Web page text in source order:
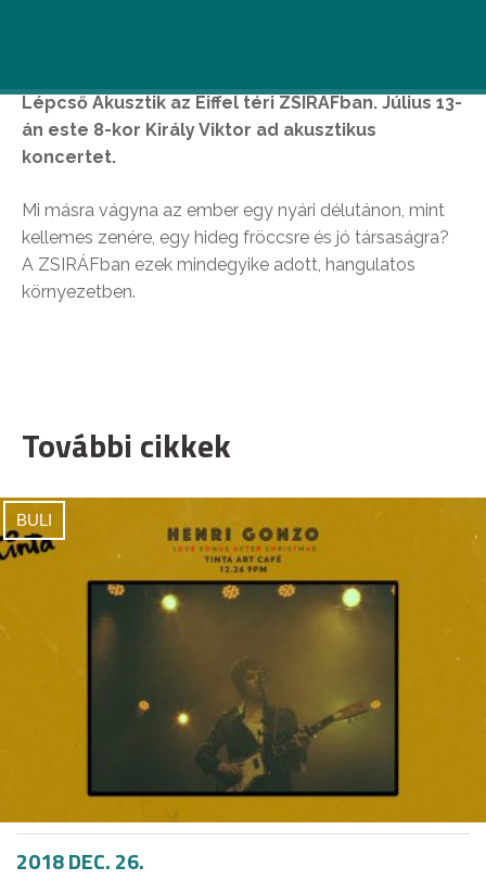
Lépcső Akusztik az Eiffel téri ZSIRÁFban. Július 13-
án este 8-kor Király Viktor ad akusztikus
koncertet.
Mi másra vágyna az ember egy nyári délutánon, mint
kellemes zenére, egy hideg fröccsre és jó társaságra?
A ZSIRÁFban ezek mindegyike adott, hangulatos
környezetben.
További cikkek
BULI
2018 DEC. 26.